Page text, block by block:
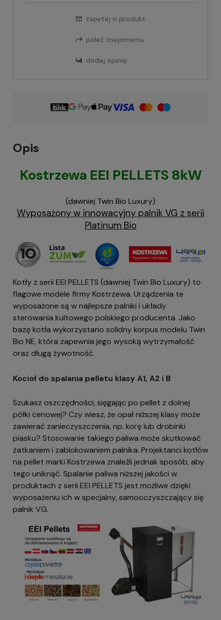
zapytaj o produkt
poleć znajomemu
dodaj opinię
Opis
Kostrzewa EEI PELLETS 8kW
(dawniej Twin Bio Luxury)
Wyposażony w innowacyjny palnik VG z serii
Platinum Bio
Kotły z serii EEI PELLETS (dawniej Twin Bio Luxury) to
flagowe modele firmy Kostrzewa. Urządzenia te
wyposażone są w najlepsze palniki i układy
sterowania kultowego polskiego producenta. Jako
bazę kotła wykorzystano solidny korpus modelu Twin
Bio NE, która zapewnia jego wysoką wytrzymałość
oraz długą żywotność.
Kocioł do spalania pelletu klasy A1, A2 i B
Szukasz oszczędności, sięgając po pellet z dolnej
półki cenowej? Czy wiesz, że opał niższej klasy może
zawierać zanieczyszczenia, np. korę lub drobinki
piasku? Stosowanie takiego paliwa może skutkować
zatkaniem i zablokowaniem palnika. Projektanci kotłów
na pellet marki Kostrzewa znaleźli jednak sposób, aby
tego uniknąć. Spalanie paliwa niższej jakości w
produktach z serii EEI PELLETS jest możliwe dzięki
wyposażeniu ich w specjalny, samooczyszczający się
palnik VG.